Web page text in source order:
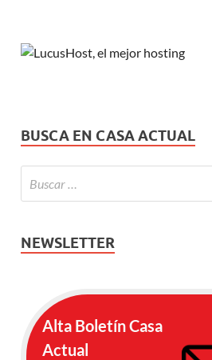
BUSCA EN CASA ACTUAL
NEWSLETTER
Alta Boletín Casa
Actual